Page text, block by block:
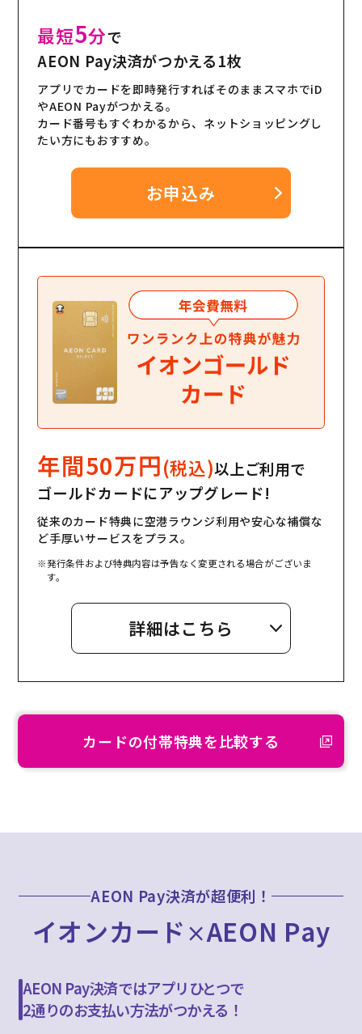
最短5分で
AEON Pay決済がつかえる1枚
アプリでカードを即時発行すればそのままスマホでiD
やAEON Payがつかえる。
カード番号もすぐわかるから、ネットショッピングし
たい方にもおすすめ。
お申込み
年間50万円(税込)以上ご利用で
ゴールドカードにアップグレード!
従来のカード特典に空港ラウンジ利用や安心な補償な
ど手厚いサービスをプラス。
※発行条件および特典内容は予告なく変更される場合がございま
す。
詳細はこちら
カードの付帯特典を比較する
AEON Pay決済が超便利！
イオンカード ×AEON Pay
AEON Pay決済ではアプリひとつで
2通りのお支払い方法がつかえる！